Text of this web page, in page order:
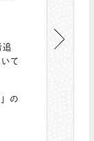
追
て
の